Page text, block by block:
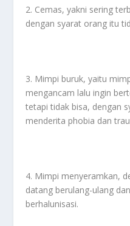
2. Cemas, yakni sering
dengan syarat orang itu
3. Mimpi buruk, yaitu
mengancam lalu ingin
tetapi tidak bisa, dengan
menderita phobia dan
4. Mimpi menyeramkan,
datang berulang-ulang
berhalunisasi.